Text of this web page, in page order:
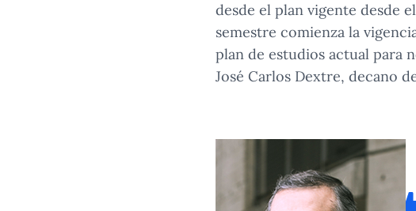
desde el plan vigente desde
semestre comienza la
plan de estudios actual para
José Carlos Dextre, decano